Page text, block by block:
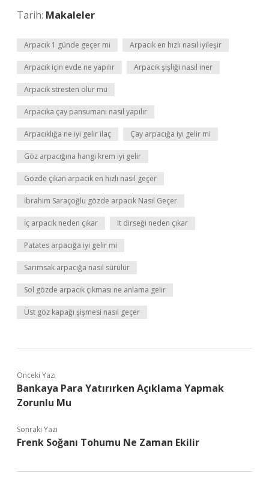
Tarih: Makaleler
Arpacık 1 günde geçer mi Arpacık en hızlı nasıl iyileşir
Arpacık için evde ne yapılır Arpacık şişliği nasıl iner
Arpacık stresten olur mu
Arpacıka çay pansumanı nasıl yapılır
Arpacıklığa ne iyi gelir ilaç Çay arpacığa iyi gelir mi
Göz arpacığına hangi krem iyi gelir
Gözde çıkan arpacık en hızlı nasıl geçer
İbrahim Saraçoğlu gözde arpacık Nasıl Geçer
İç arpacık neden çıkar It dirseği neden çıkar
Patates arpacığa iyi gelir mi
Sarımsak arpacığa nasıl sürülür
Sol gözde arpacık çıkması ne anlama gelir
Üst göz kapağı şişmesi nasıl geçer
Önceki Yazı
Bankaya Para Yatırırken Açıklama Yapmak
Zorunlu Mu
Sonraki Yazı
Frenk Soğanı Tohumu Ne Zaman Ekilir